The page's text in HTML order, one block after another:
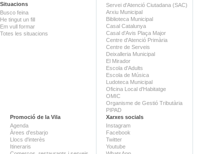
Situacions
Busco feina
He tingut un fill
Em vull formar
Totes les situacions
Servei d'Atenció Ciutadana (SAC)
Arxiu Municipal
Biblioteca Municipal
Casal Catalunya
Casal d'Avis Plaça Major
Centre d'Atenció Primària
Centre de Serveis
Deixalleria Municipal
El Mirador
Escola d'Adults
Escola de Música
Ludoteca Municipal
Oficina Local d'Habitatge
OMIC
Organisme de Gestió Tributària
PIPAD
Promoció de la Vila
Agenda
Àrees d'esbarjo
Llocs d'interès
Itineraris
Xarxes socials
Instagram
Facebook
Twitter
Youtube